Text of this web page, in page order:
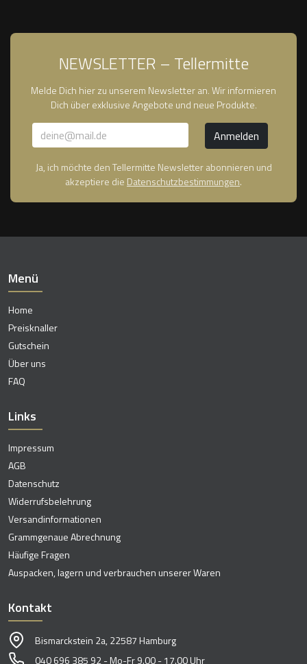
NEWSLETTER – Tellermitte
Melde Dich hier zu unserem Newsletter an. Wir informieren
Dich über exklusive Angebote und neue Produkte.
Ja, ich möchte den Tellermitte Newsletter abonnieren und
akzeptiere die Datenschutzbestimmungen.
Menü
Home
Preisknaller
Gutschein
Über uns
FAQ
Links
Impressum
AGB
Datenschutz
Widerrufsbelehrung
Versandinformationen
Grammgenaue Abrechnung
Häufige Fragen
Auspacken, lagern und verbrauchen unserer Waren
Kontakt
Bismarckstein 2a, 22587 Hamburg
040 696 385 92 - Mo-Fr 9.00 - 17.00 Uhr